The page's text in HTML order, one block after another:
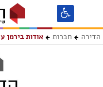
הדירה חברות אודות בירמן